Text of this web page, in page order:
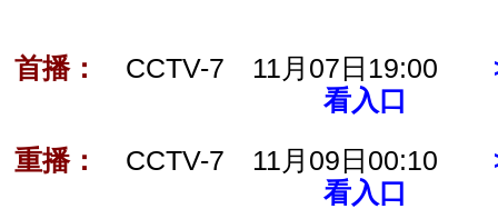
首播： CCTV-7 11月07日19:00
看入口
重播：
CCTV-7 11月09日00:10
看入口